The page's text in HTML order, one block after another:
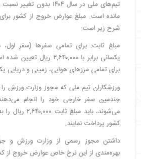
تیم‌های ملی در سال ۱۴۰۴
مانده است. مبلغ عوارض خروج از کشور
شرح زیر است:
مبلغ ثابت: برای تمامی سفرها (سفر
یکسانی برابر با ۲,۶۴۰,۰۰۰
برای تمامی مرزهای هوایی، زمینی و دریایی
ورزشکاران تیم ملی که مجوز وزارت ورزش را
چندمین سفر خارجی خود را انجام
می‌شوند، باید
کشور پرداخت نمایند.
داشتن مجوز رسمی از وزارت ورزش و
بهره‌مندی از این نرخ خاص عوارض خروج از